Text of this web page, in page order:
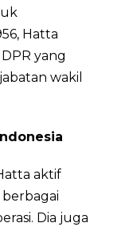
Hatta
yang
wakil
aktif
Dia juga